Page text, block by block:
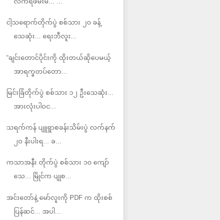
ငါ့သရောက်တိုက်ပွဲ စစ်သား ၂၀ ခန့်
သေဆုံး... ရေးဘီလူး...
“ချင်းတောင်ပိုင်းကို ထိုးတယ်ဆိုပေမယ့်
အာရက္ခတပ်တော...
မြင်းခြံတိုက်ပွဲ စစ်သား ၁၂ ဦးသေဆုံး...
အားလုံးပါဝင...
သရက်ကန် ပျူရွာစခန်းသိမ်းပွဲ လက်နက်
၂ဝ နီးပါးရ... ခ...
ကသာအနီး တိုက်ပွဲ စစ်သား ၁၀ ကျော်
သေ... မြိုင်က ပျုစ...
အင်းတော်နဲ့ မော်လူးကို PDF က ထိုးစစ်
ပြန်ဆင်... အပါ...